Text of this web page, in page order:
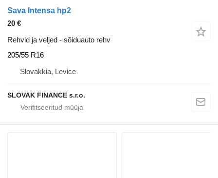
Sava Intensa hp2
20 €
Rehvid ja veljed - sõiduauto rehv
205/55 R16
Slovakkia, Levice
SLOVAK FINANCE s.r.o.